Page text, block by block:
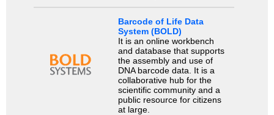
Barcode of Life Data
System (BOLD)
It is an online workbench
and database that supports
the assembly and use of
DNA barcode data. It is a
collaborative hub for the
scientific community and a
public resource for citizens
at large.